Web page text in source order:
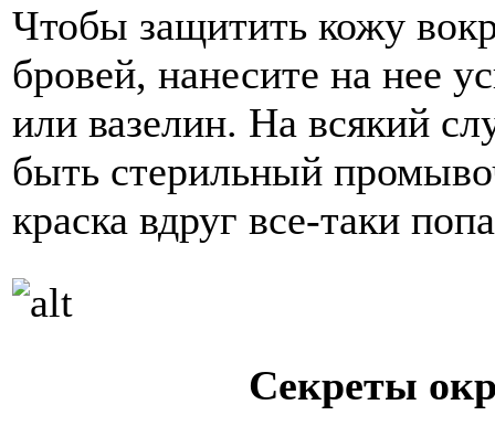
Чтобы защитить кожу
бровей, нанесите на нее
или вазелин. На всякий
быть стерильный
краска вдруг все-таки
Секреты